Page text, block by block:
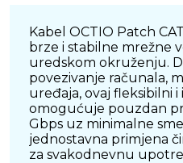
Kabel OCTIO Patch
brze i stabilne mrežne
uredskom okruženju.
povezivanje računala,
uređaja, ovaj fleksibilni i
omogućuje pouzdan
Gbps uz minimalne
jednostavna primjena
za svakodnevnu